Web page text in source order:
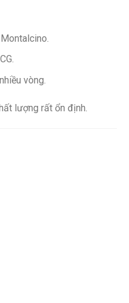
vòng.
lượng rất ổn định.